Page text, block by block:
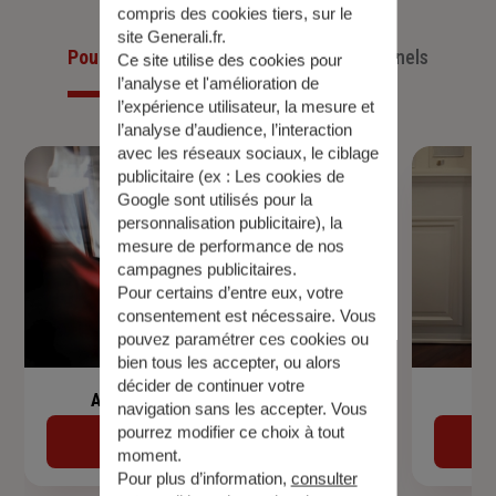
Pour les particuliersPour les professionnels
Assurance de prêt immobilier
Découvrir
compris des cookies tiers, sur le
site Generali.fr.
Ce site utilise des cookies pour
l’analyse et l'amélioration de
l’expérience utilisateur, la mesure et
l’analyse d’audience, l’interaction
avec les réseaux sociaux, le ciblage
publicitaire (ex : Les cookies de
Google sont utilisés pour la
personnalisation publicitaire), la
mesure de performance de nos
campagnes publicitaires.
Pour certains d’entre eux, votre
consentement est nécessaire. Vous
pouvez paramétrer ces cookies ou
bien tous les accepter, ou alors
décider de continuer votre
navigation sans les accepter. Vous
pourrez modifier ce choix à tout
moment.
Pour plus d’information, consulter